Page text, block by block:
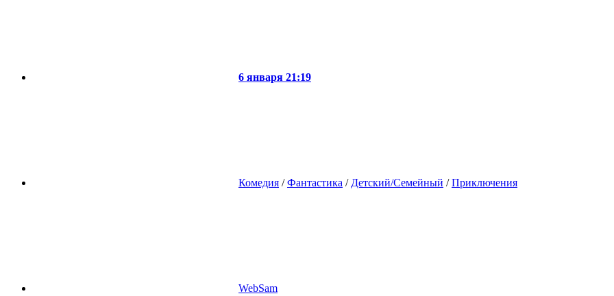
6 января 21:19
Комедия /Фантастика / Детский/Семейный /Приключения
WebSam